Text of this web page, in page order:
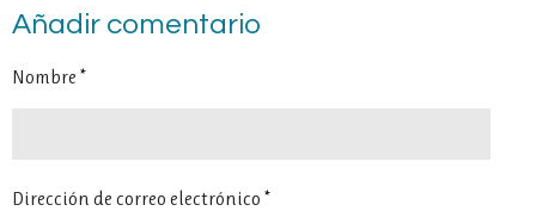
p
t
p
p
p
Añadir comentario
Nombre *
Dirección de correo electrónico *